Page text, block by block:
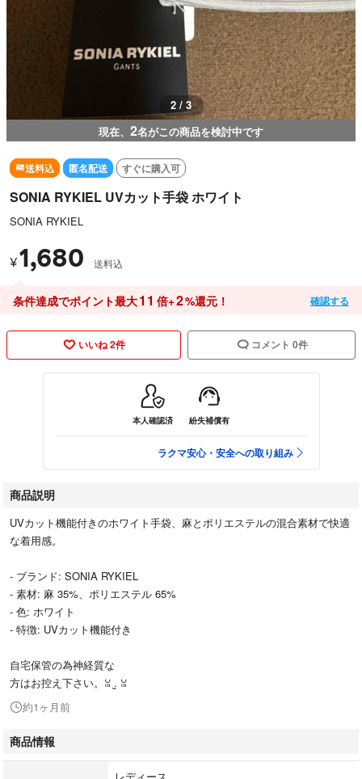
3 / 3
現在、 2名がこの商品を検討中です
送料込 匿名配送 すぐに購入可
SONIA RYKIEL UVカット手袋 ホワイト
SONIA RYKIEL
¥1,680 送料込
条件達成でポイント最大11 倍+2%還元！ 確認する
いいね 2件 コメント 0件
本人確認済 紛失補償有
ラクマ安心・安全への取り組み
商品説明
UVカット機能付きのホワイト手袋、麻とポリエステルの混合素材で快適
な着用感。
- ブランド: SONIA RYKIEL
- 素材: 麻 35%、ポリエステル 65%
- 色: ホワイト
- 特徴: UVカット機能付き
自宅保管の為神経質な
方はお控え下さい。ꈍ .̮ ꈍ
約1ヶ月前
商品情報